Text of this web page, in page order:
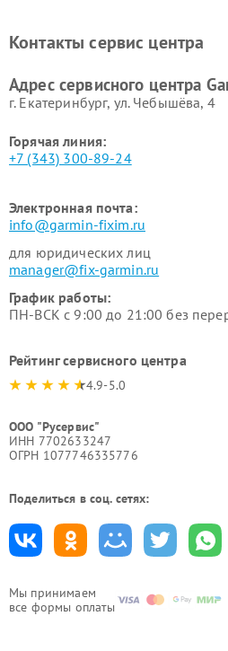
Мы принимаем
все формы оплаты
Контакты сервис центра
Адрес сервисного центра
г. Екатеринбург, ул. Чебышёва, 4
Горячая линия:
+7 (343) 300-89-24
Электронная почта:
info@garmin-fixim.ru
для юридических лиц
manager@fix-garmin.ru
График работы:
ПН-ВСК с 9:00 до 21:00 без
Рейтинг сервисного центра
4.9-5.0
ООО "Русервис"
ИНН 7702633247
ОГРН 1077746335776
Поделиться в соц. сетях: